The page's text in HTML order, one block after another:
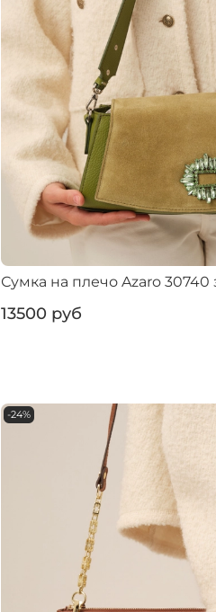
Сумка на плечо Azaro
13500 руб
-24%